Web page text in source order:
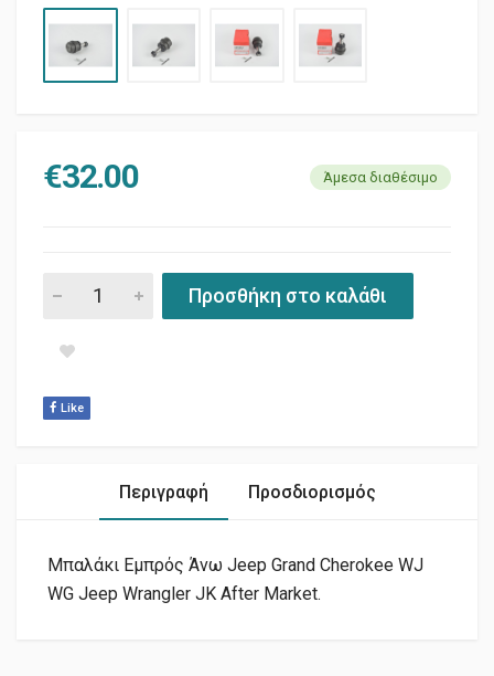
€32.00 Άμεσα διαθέσιμο
ΜΠΑΛΑΚΙ ΕΜΠΡΟΣ ΑΝΩ XT-TJ-WJ-WG-JK 58 quantity
Προσθήκη στο καλάθι
Like
Περιγραφή Προσδιορισμός
Μπαλάκι Εμπρός Άνω Jeep Grand Cherokee WJ
WG Jeep Wrangler JK After Market.